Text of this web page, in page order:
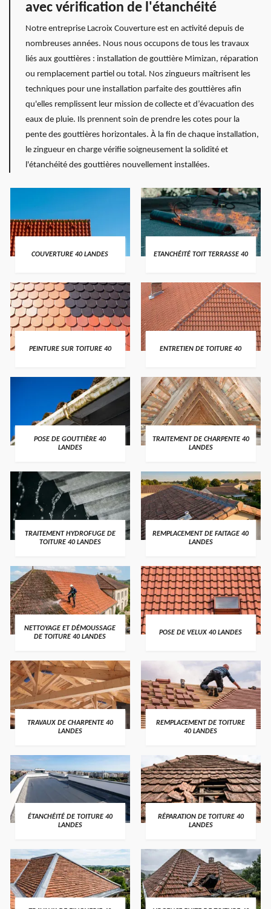
avec vérification de l'étanchéité
Notre entreprise Lacroix Couverture est en activité depuis de
nombreuses années. Nous nous occupons de tous les travaux
liés aux gouttières : installation de gouttière Mimizan, réparation
ou remplacement partiel ou total. Nos zingueurs maîtrisent les
techniques pour une installation parfaite des gouttières afin
qu'elles remplissent leur mission de collecte et d’évacuation des
eaux de pluie. Ils prennent soin de prendre les cotes pour la
pente des gouttières horizontales. À la fin de chaque installation,
le zingueur en charge vérifie soigneusement la solidité et
l'étanchéité des gouttières nouvellement installées.
COUVERTURE 40 LANDES ETANCHÉITÉ TOIT TERRASSE 40
PEINTURE SUR TOITURE 40 ENTRETIEN DE TOITURE 40
POSE DE GOUTTIÈRE 40
LANDES
TRAITEMENT DE CHARPENTE 40
LANDES
TRAITEMENT HYDROFUGE DE
TOITURE 40 LANDES
REMPLACEMENT DE FAITAGE 40
LANDES
NETTOYAGE ET DÉMOUSSAGE
DE TOITURE 40 LANDES
POSE DE VELUX 40 LANDES
TRAVAUX DE CHARPENTE 40
LANDES
REMPLACEMENT DE TOITURE
40 LANDES
ÉTANCHÉITÉ DE TOITURE 40
LANDES
RÉPARATION DE TOITURE 40
LANDES